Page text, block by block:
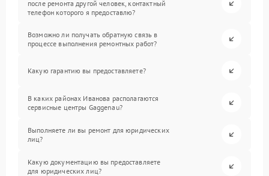
после ремонта другой человек, контактный
телефон которого я предоставлю?
Возможно ли получать обратную связь в
процессе выполнения ремонтных работ?
Какую гарантию вы предоставляете?
В каких районах Иванова располагаются
сервисные центры Gaggenau?
Выполняете ли вы ремонт для юридических
лиц?
Какую документацию вы предоставляете
для юридических лиц?